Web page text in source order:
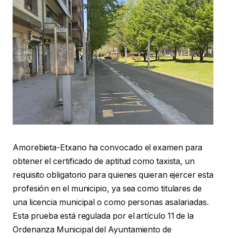
Amorebieta-Etxano ha convocado el examen para
obtener el certificado de aptitud como taxista, un
requisito obligatorio para quienes quieran ejercer esta
profesión en el municipio, ya sea como titulares de
una licencia municipal o como personas asalariadas.
Esta prueba está regulada por el artículo 11 de la
Ordenanza Municipal del Ayuntamiento de